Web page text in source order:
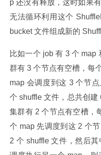
p 还没有释放，这时如果
无法循环利用这个
bucket 文件组成新的
比如一个 job 有 3 个 map
群有 3 个节点有空槽，每
map 会调度到这 3 个节
个 shuffle 文件，总共创
集群有 2 个节点有空槽，
个 map 先调度到这 2 个
2 个 shuffle 文件，然后